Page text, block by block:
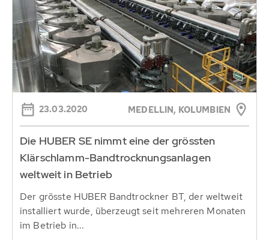
23.03.2020 MEDELLIN, KOLUMBIEN
Die HUBER SE nimmt eine der grössten
Klärschlamm-Bandtrocknungsanlagen
weltweit in Betrieb
Der grösste HUBER Bandtrockner BT, der weltweit
installiert wurde, überzeugt seit mehreren Monaten
im Betrieb in...